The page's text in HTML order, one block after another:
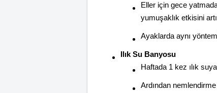
Eller için gece
yumuşaklık etkisini
Ayaklarda aynı
Ilık Su Banyosu
Haftada 1 kez ılık
Ardından nemlendirme